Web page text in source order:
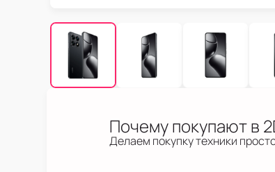
Почему покупают в
Делаем покупку техники